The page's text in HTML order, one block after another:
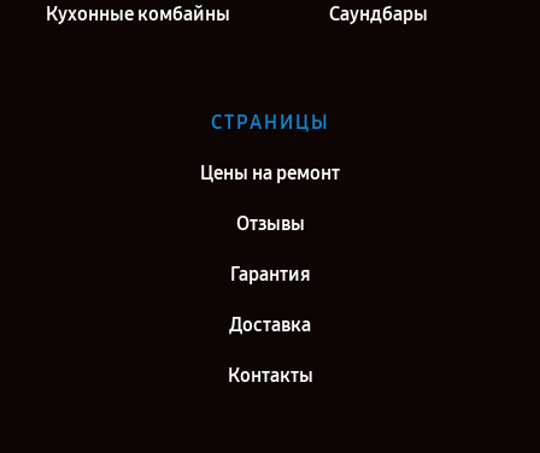
Кухонные комбайны Саундбары
СТРАНИЦЫ
Цены на ремонт
Отзывы
Гарантия
Доставка
Контакты